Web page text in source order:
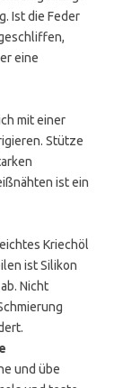
Ist die Feder
eine
mit einer
Stütze
ist ein
Kriechöl
ist Silikon
Nicht
und übe